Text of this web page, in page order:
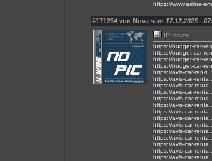
https://www.airline-
#171254 von Nova sem 17.12.2025 -
IP: saved
https://budget-car-
https://budget-car-
https://budget-car-
https://budget-car-
https://avis-car-ren-
https://avis-car-
https://avis-car-
https://avis-car-
https://avis-car-
https://avis-car-
https://avis-car-
https://avis-car-
https://avis-car-
https://avis-car-
https://avis-car-
https://avis-car-
https://avis-car-
https://avis-car-